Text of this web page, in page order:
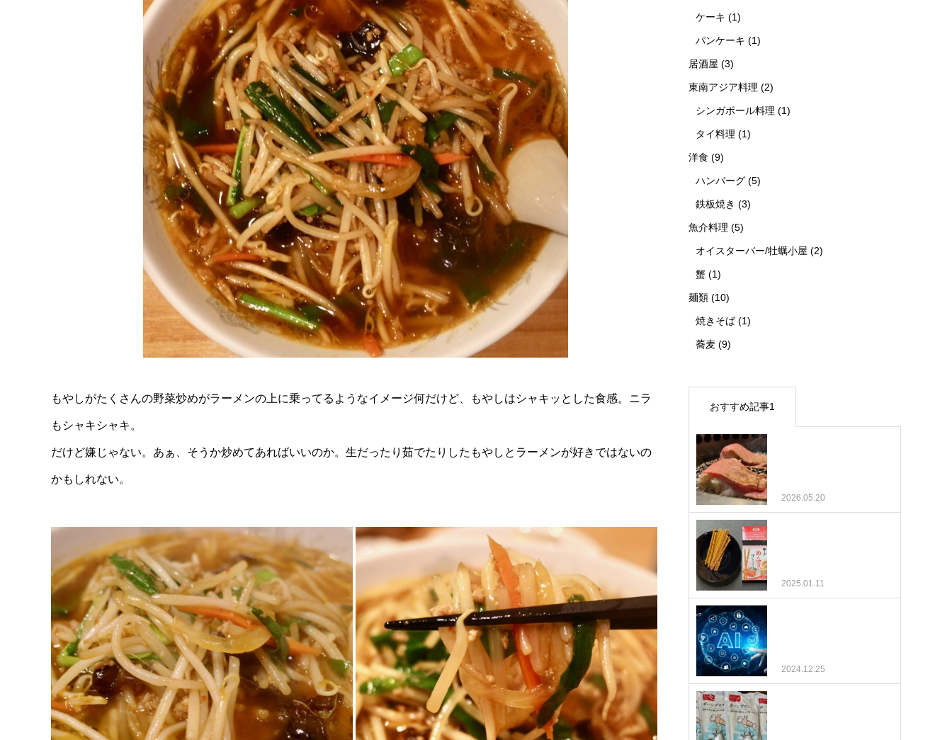
もやしがたくさんの野菜炒めがラーメンの上に乗ってるようなイメージ何だけど、もやしはシャキッとした食感。ニラ
もシャキシャキ。
だけど嫌じゃない。あぁ、そうか炒めてあればいいのか。生だったり茹でたりしたもやしとラーメンが好きではないの
かもしれない。
ケーキ (1)
パンケーキ (1)
居酒屋 (3)
東南アジア料理 (2)
シンガポール料理 (1)
タイ料理 (1)
洋食 (9)
ハンバーグ (5)
鉄板焼き (3)
魚介料理 (5)
オイスターバー/牡蠣小屋 (2)
蟹 (1)
麺類 (10)
焼きそば(1)
蕎麦 (9)
おすすめ記事1
2026.05.20
2025.01.11
2024.12.25